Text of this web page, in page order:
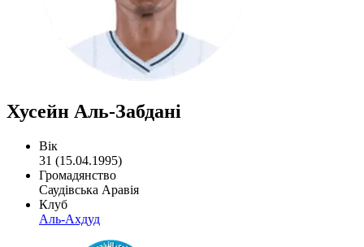
Хусейн Аль-Забдані
Вік
31 (15.04.1995)
Громадянство
Саудівська Аравія
Клуб
Аль-Ахдуд